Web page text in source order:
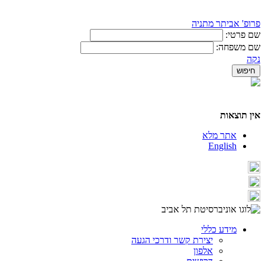
פרופ' אביתר מתניה
שם פרטי:
שם משפחה:
נקה
אין תוצאות
אתר מלא
English
מידע כללי
יצירת קשר ודרכי הגעה
אלפון